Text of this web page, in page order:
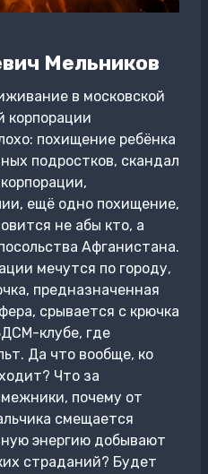
Мельников
в московской
корпорации
похищение ребёнка
подростков, скандал
ещё одно похищение,
не абы кто, а
Афганистана.
мечутся по городу,
предназначенная
срывается с крючка
клубе, где
Да что вообще, ко
Что за
почему от
смещается
энергию добывают
страданий? Будет